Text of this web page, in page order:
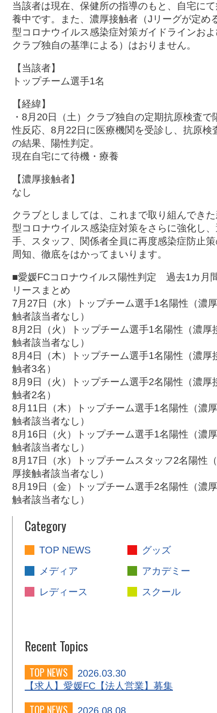
スポンサー グッズ
特設ページ
当該者は現在、保健所の指導のもと、自宅に
養中です。また、濃厚接触者（Jリーグが定め
型コロナウイルス感染症対策ガイドラインお
クラブ独自の基準による）はおりません。
【当該者】
トップチーム選手1名
【経緯】
・8月20日（土）クラブ独自の定期抗原検査で
性反応、8月22日に医療機関を受診し、抗原検
の結果、陽性判定。
現在自宅にて待機・療養
【濃厚接触者】
なし
クラブとしましては、これまで取り組んでき
型コロナウイルス感染症対策をさらに強化し
手、スタッフ、関係者全員に再度感染症防止
周知、徹底をはかってまいります。
■愛媛FCコロナウイルス陽性判定 過去1カ月
リースまとめ
7月27日（水）トップチーム選手1名陽性（濃
触者該当者なし）
8月2日（火）トップチーム選手1名陽性（濃厚
触者該当者なし）
8月4日（木）トップチーム選手1名陽性（濃厚
触者3名）
8月9日（火）トップチーム選手2名陽性（濃厚
触者2名）
8月11日（木）トップチーム選手1名陽性（濃
触者該当者なし）
8月16日（火）トップチーム選手1名陽性（濃
触者該当者なし）
8月17日（水）トップチームスタッフ2名陽性
厚接触者該当者なし）
8月19日（金）トップチーム選手2名陽性（濃
触者該当者なし）
Category
TOP NEWS
グッズ
メディア
アカデミー
レディース
スクール
Recent Topics
TOP NEWS
2026.03.30
【求人】愛媛FC【法人営業】募集
TOP NEWS 2026.08.08